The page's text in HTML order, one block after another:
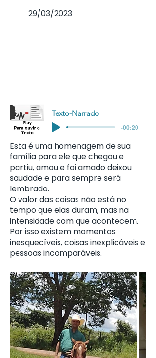
29/03/2023
Texto-Narrado
-00:20
Esta é uma homenagem de sua
família para ele que chegou e
partiu, amou e foi amado deixou
saudade e para sempre será
lembrado.
O valor das coisas não está no
tempo que elas duram, mas na
intensidade com que acontecem.
Por isso existem momentos
inesquecíveis, coisas inexplicáveis e
pessoas incomparáveis.